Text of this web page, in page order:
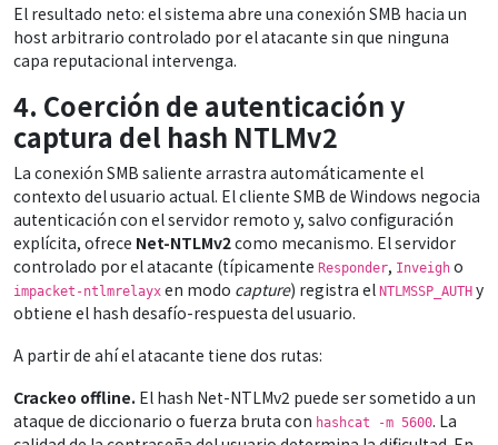
El resultado neto: el sistema abre una conexión SMB hacia un
host arbitrario controlado por el atacante sin que ninguna
capa reputacional intervenga.
4. Coerción de autenticación y
captura del hash NTLMv2
La conexión SMB saliente arrastra automáticamente el
contexto del usuario actual. El cliente SMB de Windows negocia
autenticación con el servidor remoto y, salvo configuración
explícita, ofrece Net-NTLMv2como mecanismo. El servidor
controlado por el atacante (típicamente Responder, Inveigh o
impacket-ntlmrelayx en modo capture) registra el NTLMSSP_AUTH y
obtiene el hash desafío-respuesta del usuario.
A partir de ahí el atacante tiene dos rutas:
Crackeo offline. El hash Net-NTLMv2 puede ser sometido a un
ataque de diccionario o fuerza bruta con hashcat -m 5600. La